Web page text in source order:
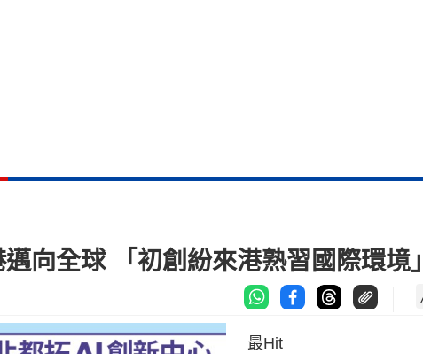
向全球 「初創紛來港熟習國際環境」
最Hit